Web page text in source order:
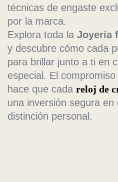
técnicas de engaste
por la marca.
Explora toda la Joyería
y descubre cómo cada
para brillar junto a ti en
especial. El
hace que cada reloj de
una inversión segura en
distinción personal.